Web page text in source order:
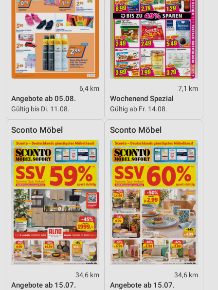
6,4 km
Angebote ab 05.08.
Gültig bis Di. 11.08.
7,1 km
Wochenend Spezial
Gültig ab Fr. 14.08.
Sconto Möbel
34,6 km
Angebote ab 15.07.
Sconto Möbel
34,6 km
Angebote ab 15.07.